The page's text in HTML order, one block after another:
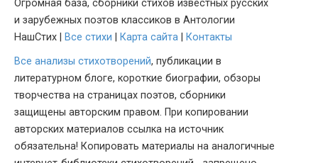
Огромная база, сборники стихов известных русских
и зарубежных поэтов классиков в Антологии
НашСтих |
Все стихи Карта сайта
Контакты
Все анализы стихотворений, публикации в
литературном блоге, короткие биографии, обзоры
творчества на страницах поэтов, сборники
защищены авторским правом. При копировании
авторских материалов ссылка на источник
обязательна! Копировать материалы на аналогичные